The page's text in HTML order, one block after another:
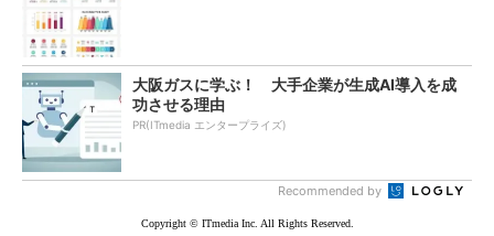
大阪ガスに学ぶ！ 大手企業が生成AI導入を成
功させる理由
PR(ITmedia エンタープライズ)
Recommended by
Copyright © ITmedia Inc. All Rights Reserved.